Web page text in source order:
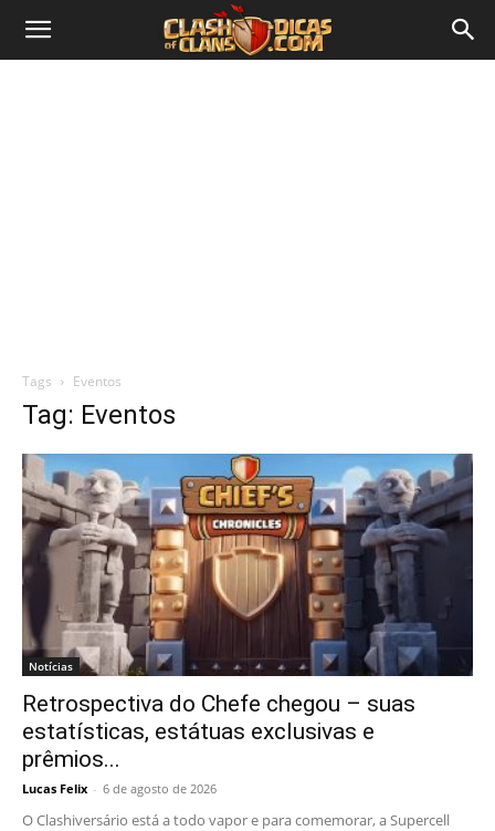
Tags Eventos
Tag: Eventos
Notícias
Retrospectiva do Chefe chegou – suas
estatísticas, estátuas exclusivas e
prêmios...
Lucas Felix - 6 de agosto de 2026
O Clashiversário está a todo vapor e para comemorar, a Supercell